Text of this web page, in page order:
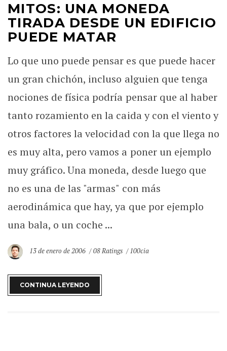
MITOS: UNA MONEDA
TIRADA DESDE UN EDIFICIO
PUEDE MATAR
Lo que uno puede pensar es que puede hacer
un gran chichón, incluso alguien que tenga
nociones de física podría pensar que al haber
tanto rozamiento en la caida y con el viento y
otros factores la velocidad con la que llega no
es muy alta, pero vamos a poner un ejemplo
muy gráfico. Una moneda, desde luego que
no es una de las "armas" con más
aerodinámica que hay, ya que por ejemplo
una bala, o un coche ...
13 de enero de 2006 08 Ratings 100cia
CONTINUA LEYENDO